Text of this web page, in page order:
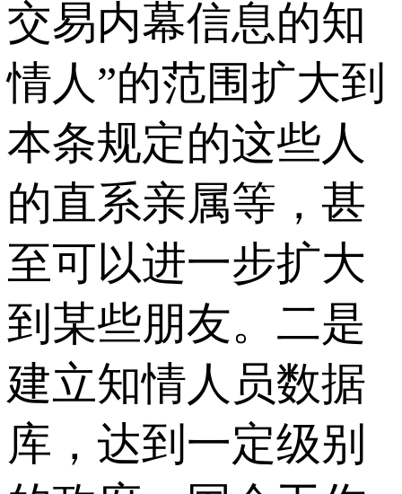
交易内幕信息的知
情人”的范围扩大到
本条规定的这些人
的直系亲属等，甚
至可以进一步扩大
到某些朋友。二是
建立知情人员数据
库，达到一定级别